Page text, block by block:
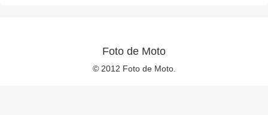
Foto de Moto
© 2012 Foto de Moto.